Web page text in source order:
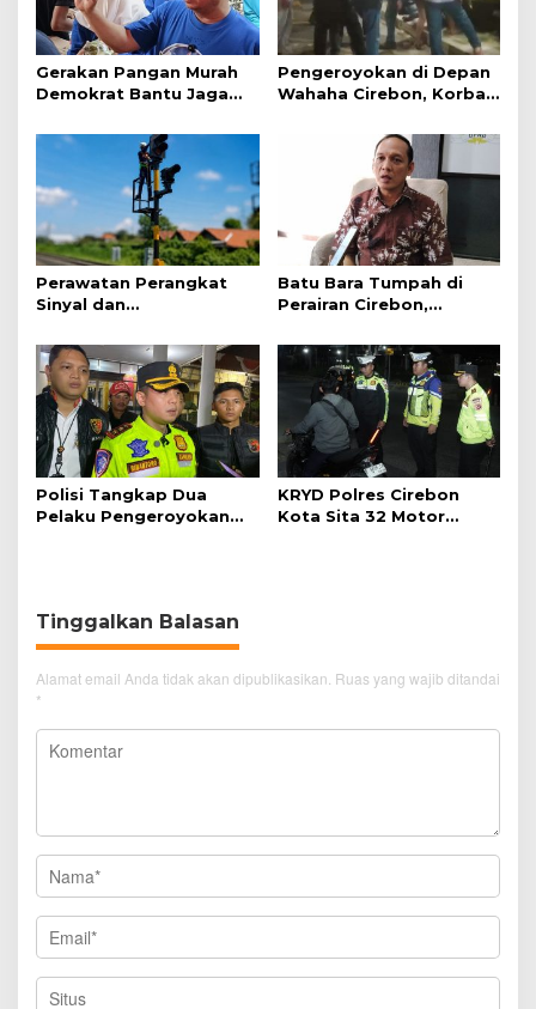
Gerakan Pangan Murah
Demokrat Bantu Jaga
Pengeroyokan di Depan
Wahaha Cirebon, Korban
Perawatan Perangkat
Sinyal dan
Perjalanan Kereta Api
Batu Bara Tumpah di
Perairan Cirebon,
Hijau
Polisi Tangkap Dua
Pelaku Pengeroyokan
KRYD Polres Cirebon
Kota Sita 32 Motor
Tinggalkan Balasan
Alamat email Anda tidak akan dipublikasikan. Ruas yang wajib ditandai
*